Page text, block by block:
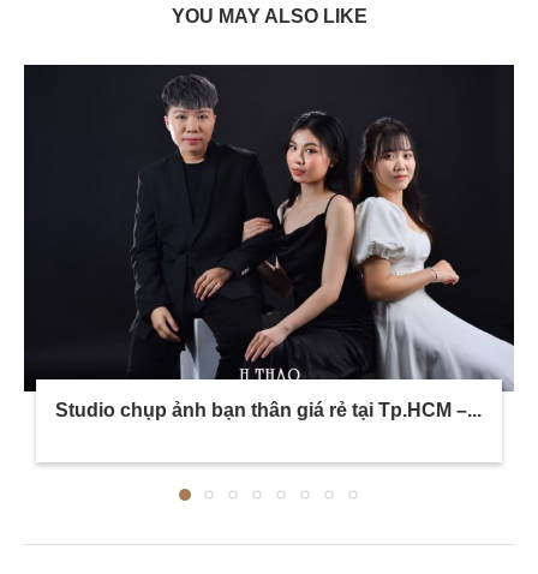
YOU MAY ALSO LIKE
Studio chụp ảnh bạn thân giá rẻ tại Tp.HCM –...